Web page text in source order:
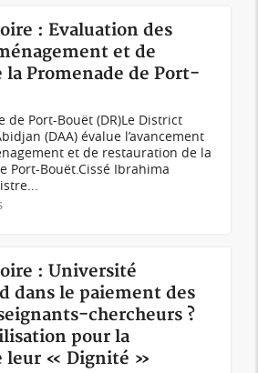
: Evaluation des
et de
la Promenade de Port-
de Port-Bouët (DR)Le District
(DAA) évalue l’avancement
et de restauration de la
Port-Bouët.Cissé Ibrahima
: Université
dans le paiement des
chercheurs ?
pour la
leur « Dignité »